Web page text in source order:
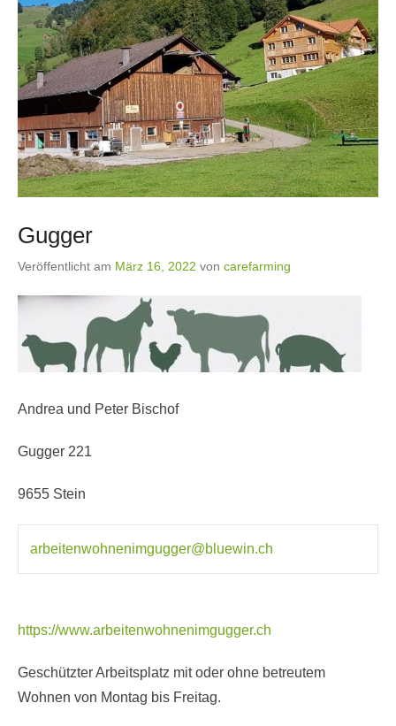
Gugger
Veröffentlicht am März 16, 2022 von carefarming
Andrea und Peter Bischof
Gugger 221
9655 Stein
arbeitenwohnenimgugger@bluewin.ch
https://www.arbeitenwohnenimgugger.ch
Geschützter Arbeitsplatz mit oder ohne betreutem
Wohnen von Montag bis Freitag.